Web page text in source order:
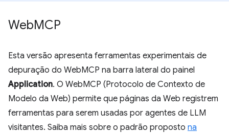
WebMCP
Esta versão apresenta ferramentas experimentais de
depuração do WebMCP na barra lateral do painel
Application. O WebMCP (Protocolo de Contexto de
Modelo da Web) permite que páginas da Web registrem
ferramentas para serem usadas por agentes de LLM
visitantes. Saiba mais sobre o padrão proposto na